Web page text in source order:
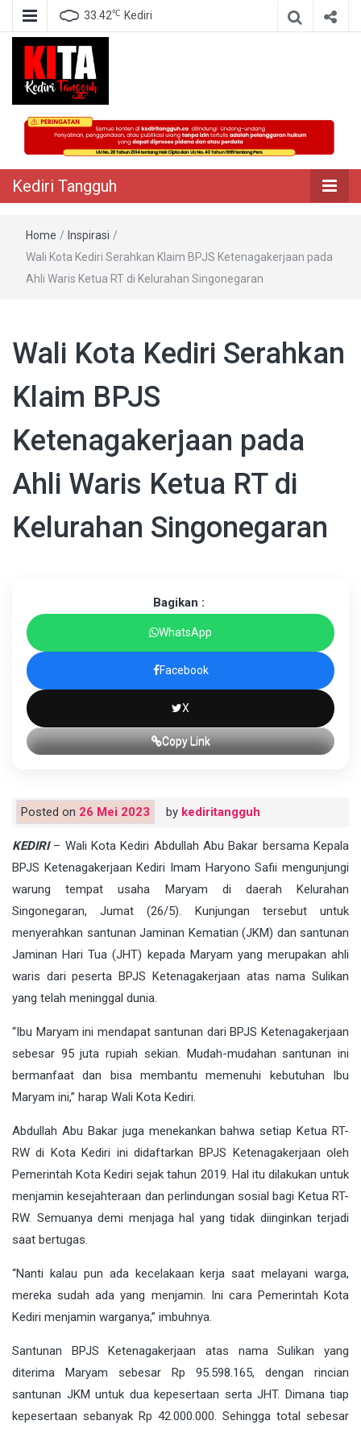
33.42℃ Kediri
Kediri Tangguh
Berita Akurat Terpercaya
Kediri Tangguh
Home / Inspirasi /
Wali Kota Kediri Serahkan Klaim BPJS Ketenagakerjaan pada
Ahli Waris Ketua RT di Kelurahan Singonegaran
Wali Kota Kediri Serahkan
Klaim BPJS
Ketenagakerjaan pada
Ahli Waris Ketua RT di
Kelurahan Singonegaran
Bagikan :
WhatsApp
Facebook
X
Copy Link
Posted on 26 Mei 2023 by kediritangguh
KEDIRI– Wali Kota Kediri Abdullah Abu Bakar bersama Kepala
BPJS Ketenagakerjaan Kediri Imam Haryono Safii mengunjungi
warung tempat usaha Maryam di daerah Kelurahan
Singonegaran, Jumat (26/5). Kunjungan tersebut untuk
menyerahkan santunan Jaminan Kematian (JKM) dan santunan
Jaminan Hari Tua (JHT) kepada Maryam yang merupakan ahli
waris dari peserta BPJS Ketenagakerjaan atas nama Sulikan
yang telah meninggal dunia.
“Ibu Maryam ini mendapat santunan dari BPJS Ketenagakerjaan
sebesar 95 juta rupiah sekian. Mudah-mudahan santunan ini
bermanfaat dan bisa membantu memenuhi kebutuhan Ibu
Maryam ini,” harap Wali Kota Kediri.
Abdullah Abu Bakar juga menekankan bahwa setiap Ketua RT-
RW di Kota Kediri ini didaftarkan BPJS Ketenagakerjaan oleh
Pemerintah Kota Kediri sejak tahun 2019. Hal itu dilakukan untuk
menjamin kesejahteraan dan perlindungan sosial bagi Ketua RT-
RW. Semuanya demi menjaga hal yang tidak diinginkan terjadi
saat bertugas.
“Nanti kalau pun ada kecelakaan kerja saat melayani warga,
mereka sudah ada yang menjamin. Ini cara Pemerintah Kota
Kediri menjamin warganya,” imbuhnya.
Santunan BPJS Ketenagakerjaan atas nama Sulikan yang
diterima Maryam sebesar Rp 95.598.165, dengan rincian
santunan JKM untuk dua kepesertaan serta JHT. Dimana tiap
kepesertaan sebanyak Rp 42.000.000. Sehingga total sebesar